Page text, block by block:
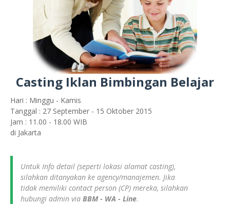
Casting Iklan Bimbingan Belajar
Hari : Minggu - Kamis
Tanggal : 27 September - 15 Oktober 2015
Jam : 11.00 - 18.00 WIB
di Jakarta
Untuk Info detail (seperti lokasi alamat casting),
silahkan ditanyakan ke agency/manajemen. Jika
tidak memiliki contact person (CP) mereka, silahkan
hubungi admin via BBM - WA - Line.